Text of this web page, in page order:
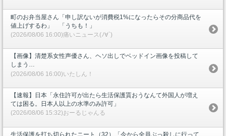
町のお弁当屋さん「申し訳ないが消費税1%になったらその分商品代を
値上げするわ」 「うちも！」
(2026/08/06 16:00)痛いニュース(ﾉ∀`)
【画像】清楚系女性声優さん、ヘソ出しでベッドイン画像を投稿して
しまう…
(2026/08/06 16:00)いたしん！
【速報】日本「永住許可が出たら生活保護貰おうなんて外国人が増え
ては困る。日本人以上の水準のみ許可」
(2026/08/06 15:32)おーるじゃんる
生活保護を打ち切られたニート（32）「今から全員ぶっ殺しに行って